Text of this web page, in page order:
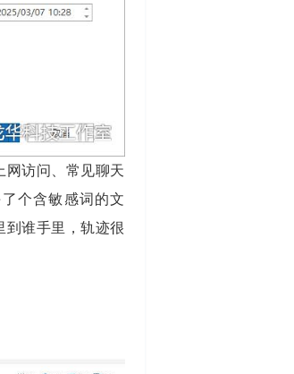
访问、常见聊天
个含敏感词的文
到谁手里，轨迹很